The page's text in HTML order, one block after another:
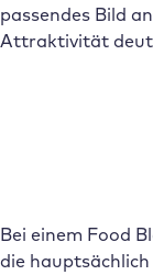
passendes Bild
Attraktivität
Bei einem Food
die